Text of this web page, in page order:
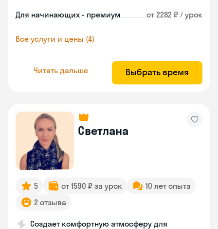
Для начинающих - премиум от 2282 ₽ / урок
Все услуги и цены (4)
Читать дальше Выбрать время
Светлана
5 от 1590 ₽ за урок
10 лет опыта
2 отзыва
Создает комфортную атмосферу для